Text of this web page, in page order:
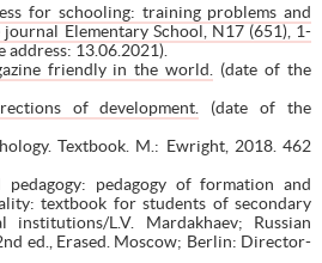
for schooling: training problems and
Elementary School, N17 (651), 1-
address: 13.06.2021).
friendly in the world.
(date of the
of development.
(date of the
Textbook. M.: Ewright, 2018. 462
pedagogy: pedagogy of formation and
textbook for students of secondary
institutions/L.V. Mardakhaev; Russian
ed., Erased. Moscow; Berlin: Director-